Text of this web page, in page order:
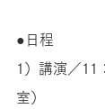
●日程
1）講演／11
室）